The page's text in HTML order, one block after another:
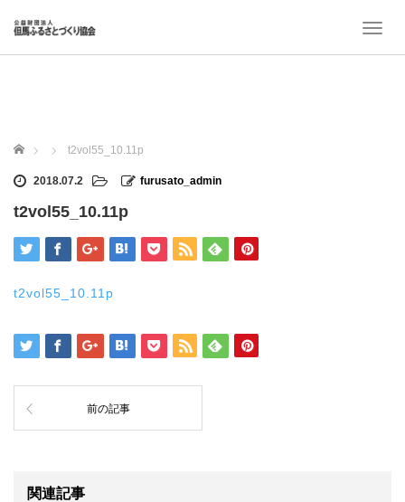
T
ホーム t2vol55_10.11p
2018.07.2 furusato_admin
t2vol55_10.11p
t2vol55_10.11p
前の記事
関連記事